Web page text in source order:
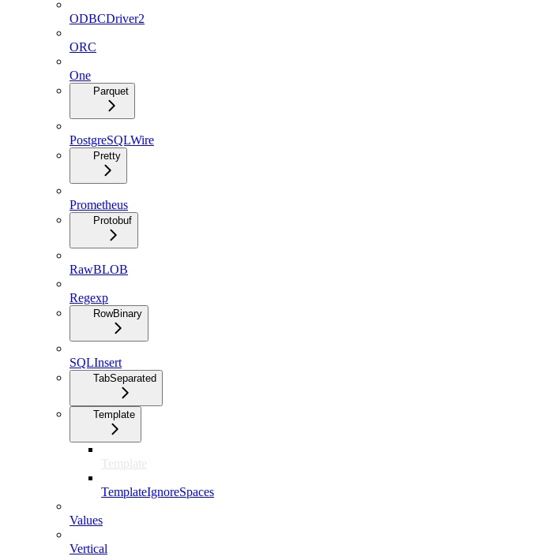
ODBCDriver2
ORC
One
Parquet
PostgreSQLWire
Pretty
Prometheus
Protobuf
RawBLOB
Regexp
RowBinary
SQLInsert
TabSeparated
Template
Template
TemplateIgnoreSpaces
Values
Vertical